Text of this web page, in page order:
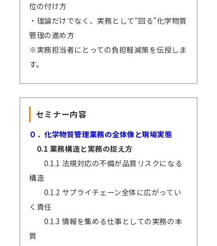
位の付け方
・理論だけでなく、実務として“回る”化学物質
管理の進め方
※実務担当者にとっての負担軽減策を伝授しま
す。
セミナー内容
０．化学物質管理業務の全体像と現場実態
0.1 業務構造と実務の捉え方
0.1.1 法規対応の不備が品質リスクになる
構造
0.1.2 サプライチェーン全体に広がってい
く責任
0.1.3 情報を集める仕事としての実務の本
質